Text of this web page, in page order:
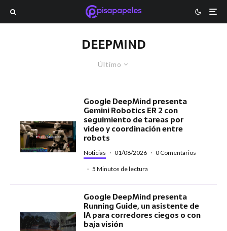
DEEPMIND
Último
Google DeepMind presenta
Gemini Robotics ER 2 con
seguimiento de tareas por
video y coordinación entre
robots
Noticias · 01/08/2026 · 0 Comentarios
· 5 Minutos de lectura
Google DeepMind presenta
Running Guide, un asistente de
IA para corredores ciegos o con
baja visión